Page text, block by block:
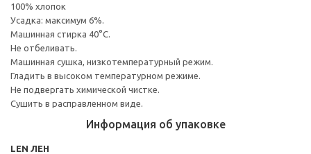
100% хлопок
Усадка: максимум 6%.
Машинная стирка 40°С.
Не отбеливать.
Машинная сушка, низкотемпературный режим.
Гладить в высоком температурном режиме.
Не подвергать химической чистке.
Сушить в расправленном виде.
Информация об упаковке
LEN ЛЕН